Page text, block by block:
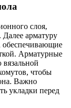
слоя,
арматуру
обеспечивающие
Арматурные
чтобы
Важно
укладки перед